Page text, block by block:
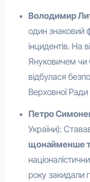
Володимир
один знаковий
інцидентів. На
Януковичем чи
відбулася
Верховної Ради
Петро
України):
щонайменше
року закидали